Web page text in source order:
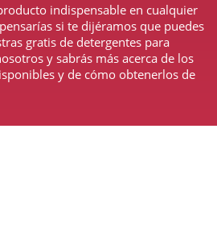
indispensable en cualquier
si te dijéramos que puedes
gratis de detergentes para
y sabrás más acerca de los
y de cómo obtenerlos de